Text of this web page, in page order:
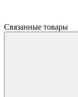
Связанные товары